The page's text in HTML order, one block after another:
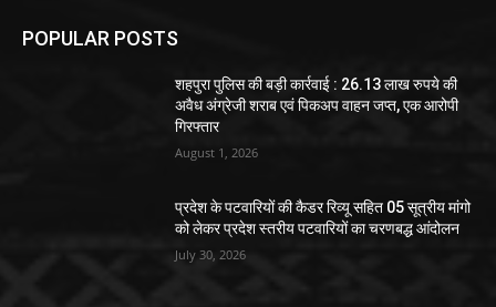
POPULAR POSTS
शहपुरा पुलिस की बड़ी कार्रवाई : 26.13 लाख रुपये की
अवैध अंग्रेजी शराब एवं पिकअप वाहन जप्त, एक आरोपी
गिरफ्तार
August 1, 2026
प्रदेश के पटवारियों की कैडर रिव्यू सहित 05 सूत्रीय मांगो
को लेकर प्रदेश स्तरीय पटवारियों का चरणबद्ध आंदोलन
July 30, 2026